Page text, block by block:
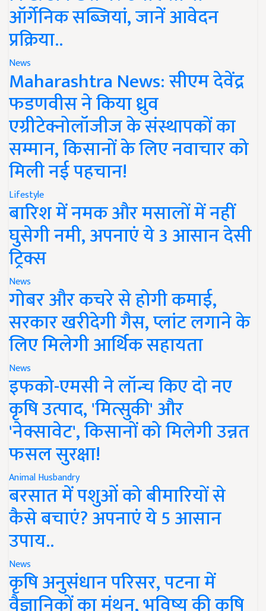
ऑर्गेनिक सब्जियां, जानें आवेदन
प्रक्रिया..
News
Maharashtra News: सीएम देवेंद्र
फडणवीस ने किया ध्रुव
एग्रीटेक्नोलॉजीज के संस्थापकों का
सम्मान, किसानों के लिए नवाचार को
मिली नई पहचान!
Lifestyle
बारिश में नमक और मसालों में नहीं
घुसेगी नमी, अपनाएं ये 3 आसान देसी
ट्रिक्स
News
गोबर और कचरे से होगी कमाई,
सरकार खरीदेगी गैस, प्लांट लगाने के
लिए मिलेगी आर्थिक सहायता
News
इफको-एमसी ने लॉन्च किए दो नए
कृषि उत्पाद, 'मित्सुकी' और
'नेक्सावेट', किसानों को मिलेगी उन्नत
फसल सुरक्षा!
Animal Husbandry
बरसात में पशुओं को बीमारियों से
कैसे बचाएं? अपनाएं ये 5 आसान
उपाय..
News
कृषि अनुसंधान परिसर, पटना में